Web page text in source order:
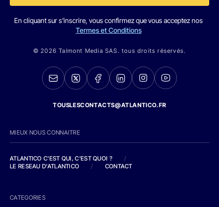
En cliquant sur s'inscrire, vous confirmez que vous acceptez nos
Termes et Conditions
© 2026 Talmont Media SAS. tous droits réservés.
TOUSLESCONTACTS@ATLANTICO.FR
MIEUX NOUS CONNAITRE
ATLANTICO C'EST QUI, C'EST QUOI ?
/
LE RESEAU D'ATLANTICO
/ CONTACT
CATEGORIES